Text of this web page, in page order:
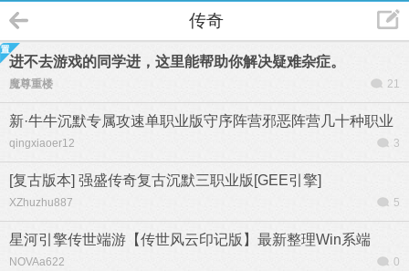
传奇
进不去游戏的同学进，这里能帮助你解决疑难杂症。
魔尊重楼 21
新·牛牛沉默专属攻速单职业版守序阵营邪恶阵营几十种职业
qingxiaoer12 3
[复古版本] 强盛传奇复古沉默三职业版[GEE引擎]
XZhuzhu887 5
星河引擎传世端游【传世风云印记版】最新整理Win系端
NOVAa622 0